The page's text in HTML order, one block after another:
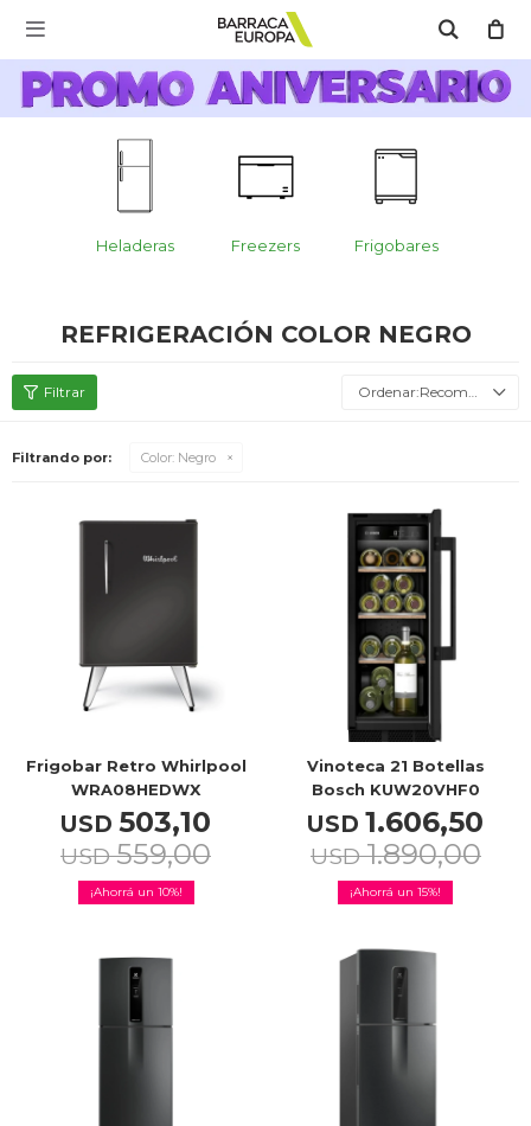

Heladeras Freezers Frigobares
REFRIGERACIÓN COLOR NEGRO
Recomendados
Filtrando por: Color: Negro
Frigobar Retro Whirlpool
WRA08HEDWX
USD 503,10
USD 559,00
10
Vinoteca 21 Botellas
Bosch KUW20VHF0
USD 1.606,50
USD 1.890,00
15
MI CUENTA
Catálogo Escríbenos Aquí!! Promo Aniversario
Baño